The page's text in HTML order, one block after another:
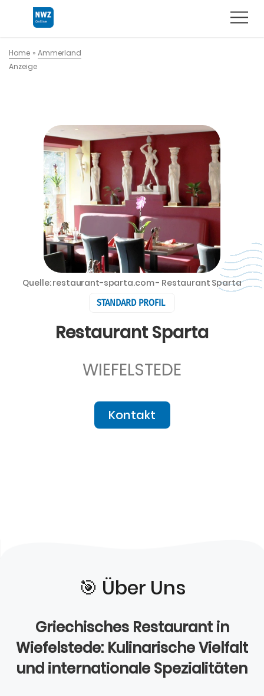
Home » Ammerland
Anzeige
STANDARD PROFIL
Restaurant Sparta
WIEFELSTEDE
Kontakt
Quelle: restaurant-sparta.com - Restaurant Sparta
🎯️ Über Uns
Griechisches Restaurant in
Wiefelstede: Kulinarische Vielfalt
und internationale Spezialitäten